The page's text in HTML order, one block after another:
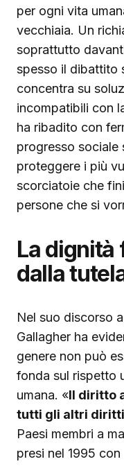
per ogni vita
vecchiaia. Un
soprattutto
spesso il dibattito
concentra su
incompatibili con
ha ribadito con
progresso sociale
proteggere i più
scorciatoie che
persone che si
La dignità
dalla
Nel suo discorso
Gallagher ha
genere non può
fonda sul rispetto
umana. «Il diritto
tutti gli altri diritti
Paesi membri a
presi nel 1995